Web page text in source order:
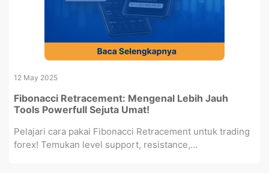
12 May 2025
Fibonacci Retracement: Mengenal Lebih Jauh
Tools Powerfull Sejuta Umat!
Pelajari cara pakai Fibonacci Retracement untuk trading
forex! Temukan level support, resistance,...